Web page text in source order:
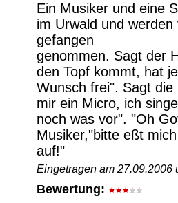
Ein Musiker und eine
im Urwald und werden
gefangen
genommen. Sagt der
den Topf kommt, hat
Wunsch frei". Sagt
mir ein Micro, ich
noch was vor". "Oh
Musiker,"bitte eßt
auf!"
Eingetragen am 27.09.2006
Bewertung: